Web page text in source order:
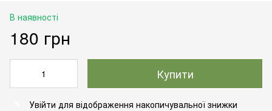
В наявності
180 грн
Купити
Увійти для відображення накопичувальної знижки